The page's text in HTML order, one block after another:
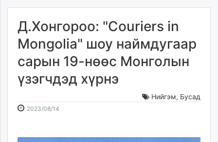
Бизнес ААН
Төрийн
Нийслэлийн
dorgio.mn
Gogo.mn
caak.mn
news.mn
zindaa.mn
tovch.mn
Д.Хонгороо: "Couriers in
Mongolia" шоу наймдугаар
сарын 19-нөөс Монголын
үзэгчдэд хүрнэ
Нийгэм, Бусад
2023/08/14